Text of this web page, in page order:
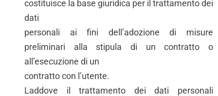
costituisce la base giuridica per il trattamento dei
dati
personali ai fini dell’adozione di misure
preliminari alla stipula di un contratto o
all’esecuzione di un
contratto con l’utente.
Laddove il trattamento dei dati personali